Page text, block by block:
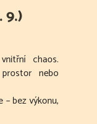
9.)
chaos.
nebo
bez výkonu,